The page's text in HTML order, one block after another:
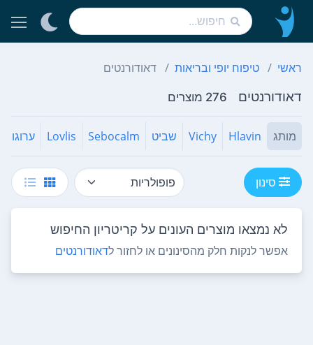
ראשי טיפוח יופי ובריאות דאודורנטים
דאודורנטים 276 מוצרים
מותג Hlavin
Vichy שביט Sebocalm
Lovlis ערוגות
סינון
לא נמצאו מוצרים העונים על קריטריון החיפוש
אפשר לנקות חלק מהסינונים או לחזור לדאודורנטים